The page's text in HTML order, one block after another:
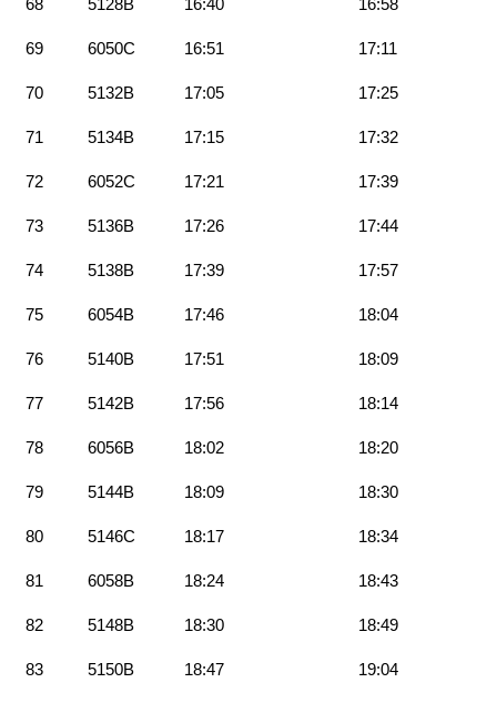
68 5128B 16:40 16:58
69 6050C 16:51 17:11
70 5132B 17:05 17:25
71 5134B 17:15 17:32
72 6052C 17:21 17:39
73 5136B 17:26 17:44
74 5138B 17:39 17:57
75 6054B 17:46 18:04
76 5140B 17:51 18:09
77 5142B 17:56 18:14
78 6056B 18:02 18:20
79 5144B 18:09 18:30
80 5146C 18:17 18:34
81 6058B 18:24 18:43
82 5148B 18:30 18:49
83 5150B 18:47 19:04